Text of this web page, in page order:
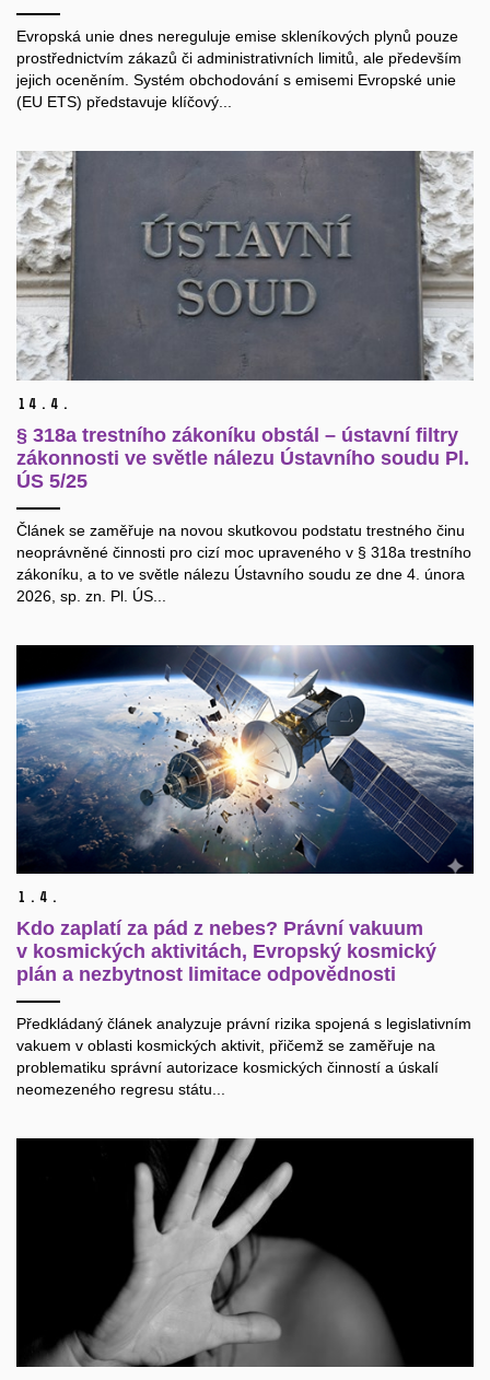
Evropská unie dnes nereguluje emise skleníkových plynů pouze
prostřednictvím zákazů či administrativních limitů, ale především
jejich oceněním. Systém obchodování s emisemi Evropské unie
(EU ETS) představuje klíčový...
14. 4.
§ 318a trestního zákoníku obstál – ústavní filtry
zákonnosti ve světle nálezu Ústavního soudu Pl.
ÚS 5/25
Článek se zaměřuje na novou skutkovou podstatu trestného činu
neoprávněné činnosti pro cizí moc upraveného v § 318a trestního
zákoníku, a to ve světle nálezu Ústavního soudu ze dne 4. února
2026, sp. zn. Pl. ÚS...
1. 4.
Kdo zaplatí za pád z nebes? Právní vakuum
v kosmických aktivitách, Evropský kosmický
plán a nezbytnost limitace odpovědnosti
Předkládaný článek analyzuje právní rizika spojená s legislativním
vakuem v oblasti kosmických aktivit, přičemž se zaměřuje na
problematiku správní autorizace kosmických činností a úskalí
neomezeného regresu státu...